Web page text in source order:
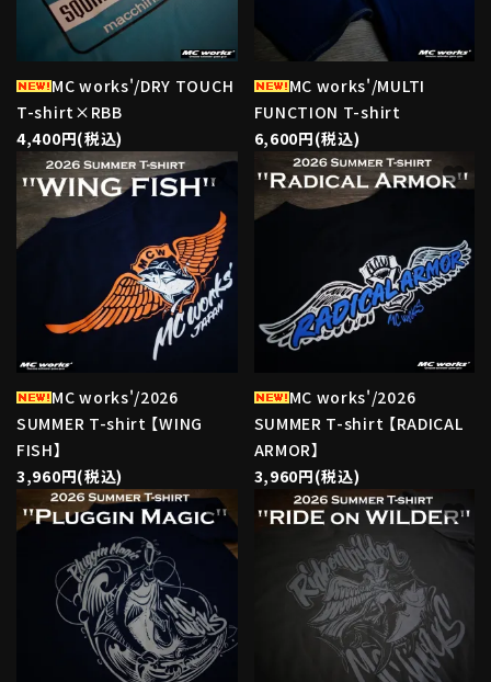
MC works'/DRY TOUCH
T-shirt×RBB
4,400円(税込)
MC works'/MULTI
FUNCTION T-shirt
6,600円(税込)
MC works'/2026
SUMMER T-shirt 【WING
FISH】
3,960円(税込)
favorite
MC works'/2026
SUMMER T-shirt 【RADICAL
ARMOR】
3,960円(税込)
favorite
favorite favorite